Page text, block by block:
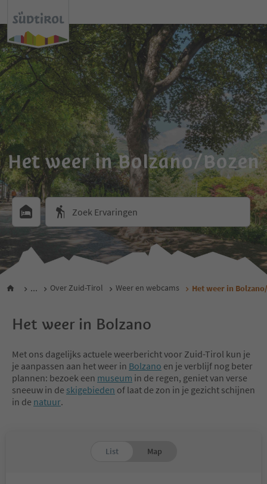
Het weer in Bolzano/Bozen
Zoek Ervaringen
... Over Zuid-Tirol Weer en webcams Het weer in
Het weer in Bolzano
Met ons dagelijks actuele weerbericht voor Zuid-Tirol kun je
je aanpassen aan het weer in Bolzano en je verblijf nog beter
plannen: bezoek een museum in de regen, geniet van verse
sneeuw in de skigebieden of laat de zon in je gezicht schijnen
in de natuur.
List Map